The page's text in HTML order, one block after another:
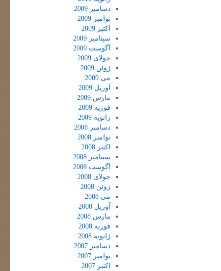
دسامبر 2009
نوامبر 2009
اکتبر 2009
سپتامبر 2009
آگوست 2009
جولای 2009
ژوئن 2009
می 2009
آوریل 2009
مارس 2009
فوریه 2009
ژانویه 2009
دسامبر 2008
نوامبر 2008
اکتبر 2008
سپتامبر 2008
آگوست 2008
جولای 2008
ژوئن 2008
می 2008
آوریل 2008
مارس 2008
فوریه 2008
ژانویه 2008
دسامبر 2007
نوامبر 2007
اکتبر 2007